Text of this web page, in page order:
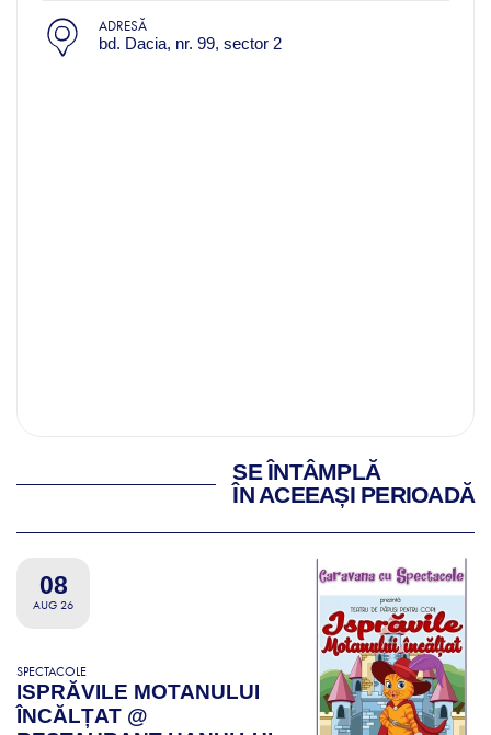
ADRESĂ
bd. Dacia, nr. 99, sector 2
SE ÎNTÂMPLĂ
ÎN ACEEAȘI PERIOADĂ
08
AUG 26
SPECTACOLE
ISPRĂVILE MOTANULUI
ÎNCĂLȚAT @